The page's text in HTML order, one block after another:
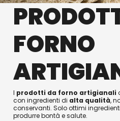
FORNO
I prodotti da forno artigianali
con ingredienti di alta qualità,
conservanti. Solo ottimi
produrre bontà e salute.